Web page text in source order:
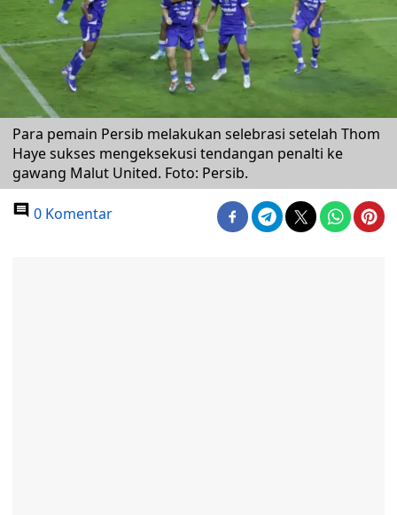
Para pemain Persib melakukan selebrasi setelah Thom
Haye sukses mengeksekusi tendangan penalti ke
gawang Malut United. Foto: Persib.
0 Komentar